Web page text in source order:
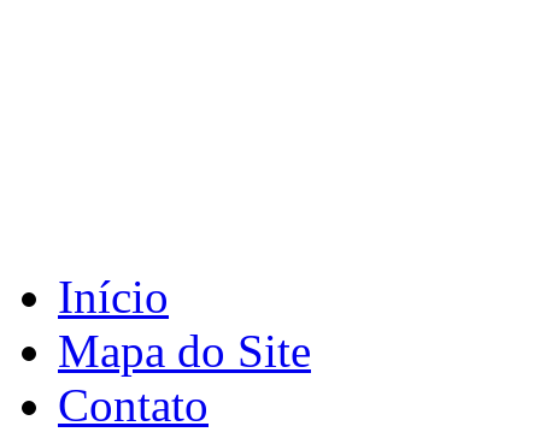
Início
Mapa do Site
Contato